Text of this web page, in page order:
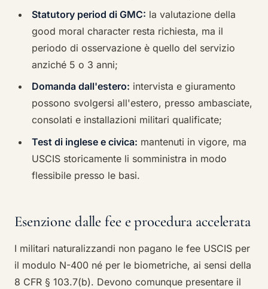
Statutory period di GMC: la valutazione della
good moral character resta richiesta, ma il
periodo di osservazione è quello del servizio
anziché 5 o 3 anni;
Domanda dall'estero: intervista e giuramento
possono svolgersi all'estero, presso ambasciate,
consolati e installazioni militari qualificate;
Test di inglese e civica: mantenuti in vigore, ma
USCIS storicamente li somministra in modo
flessibile presso le basi.
Esenzione dalle fee e procedura accelerata
I militari naturalizzandi non pagano le fee USCIS per
il modulo N-400 né per le biometriche, ai sensi della
8 CFR § 103.7(b). Devono comunque presentare il